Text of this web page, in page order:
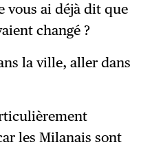
vous ai déjà dit que
changé ?
la ville, aller dans
les Milanais sont